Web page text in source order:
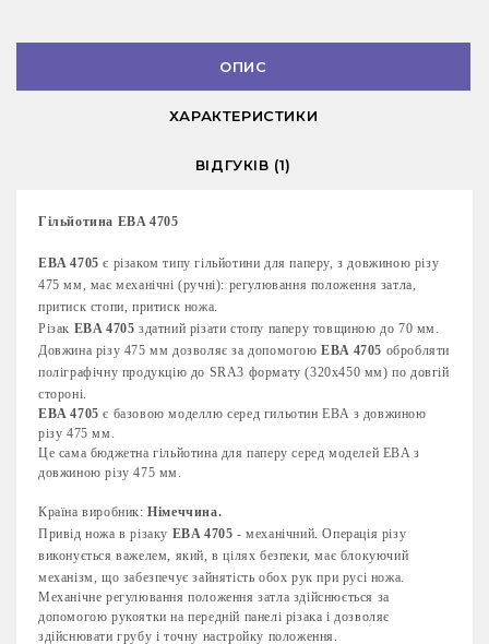
ОПИС
ХАРАКТЕРИСТИКИ
ВІДГУКІВ (1)
Гільйотина EBA 4705
EBA 4705 є різаком типу гільйотини для паперу, з довжиною різу
475 мм, має механічні (ручні): регулювання положення затла,
притиск стопи, притиск ножа.
Різак EBA 4705 здатний різати стопу паперу товщиною до 70 мм.
Довжина різу 475 мм дозволяє за допомогоюEBA 4705 обробляти
поліграфічну продукцію до SRА3 формату (320x450 мм) по довгій
стороні.
EBA 4705 є базовою моделлю серед гильотин EBA з довжиною
різу 475 мм.
Це сама бюджетна гільйотина для паперу серед моделей EBA з
довжиною різу 475 мм.
Країна виробник:Німеччина.
Привід ножа в різаку EBA 4705- механічний. Операція різу
виконується важелем, який, в цілях безпеки, має блокуючий
механізм, що забезпечує зайнятість обох рук при русі ножа.
Механічне регулювання положення затла здійснюється за
допомогою рукоятки на передній панелі різака і дозволяє
здійснювати грубу і точну настройку положення.